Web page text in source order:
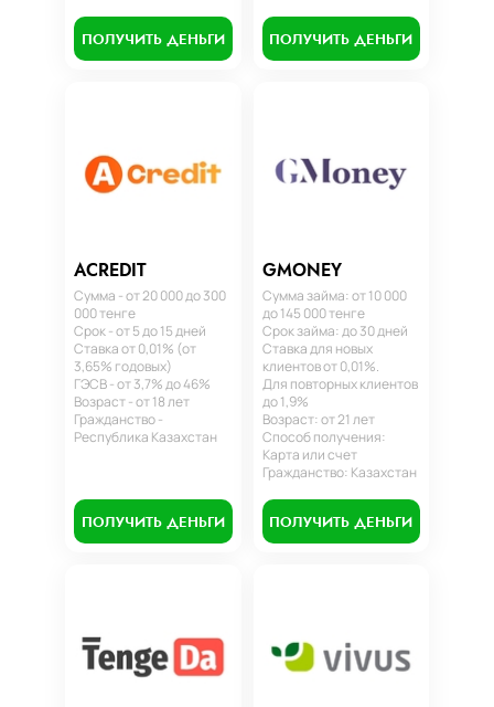
ПОЛУЧИТЬ ДЕНЬГИ ПОЛУЧИТЬ ДЕНЬГИ
ACREDIT
Сумма - от 20 000 до 300
000 тенге
Срок - от 5 до 15 дней
Ставка от 0,01% (от
3,65% годовых)
ГЭСВ - от 3,7% до 46%
Возраст - от 18 лет
Гражданство -
Республика Казахстан
ПОЛУЧИТЬ ДЕНЬГИ
GMONEY
Сумма займа: от 10 000
до 145 000 тенге
Срок займа: до 30 дней
Ставка для новых
клиентов от 0,01%.
Для повторных клиентов
до 1,9%
Возраст: от 21 лет
Способ получения:
Карта или счет
Гражданство: Казахстан
ПОЛУЧИТЬ ДЕНЬГИ